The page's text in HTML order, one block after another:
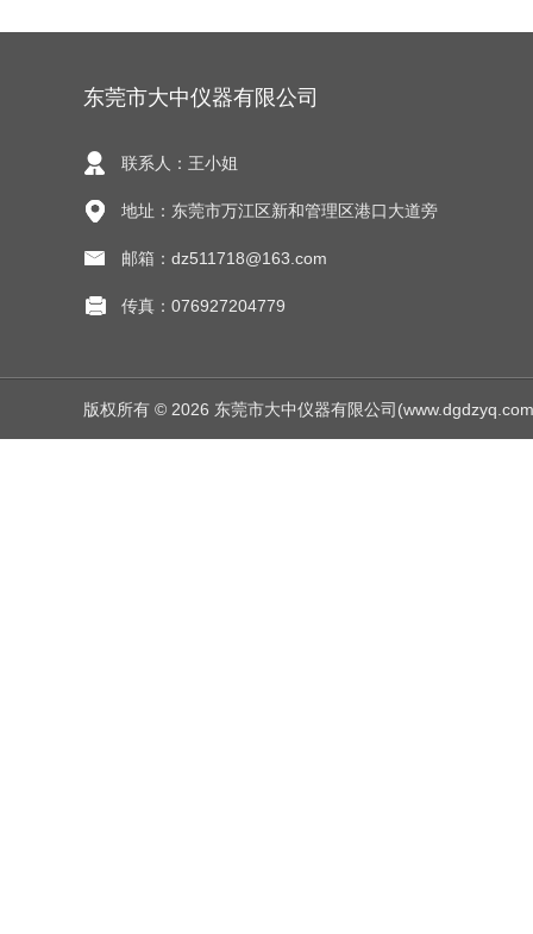
东莞市大中仪器有限公司
联系人：王小姐
地址：东莞市万江区新和管理区港口大道旁
邮箱：dz511718@163.com
传真：076927204779
版权所有 © 2026 东莞市大中仪器有限公司